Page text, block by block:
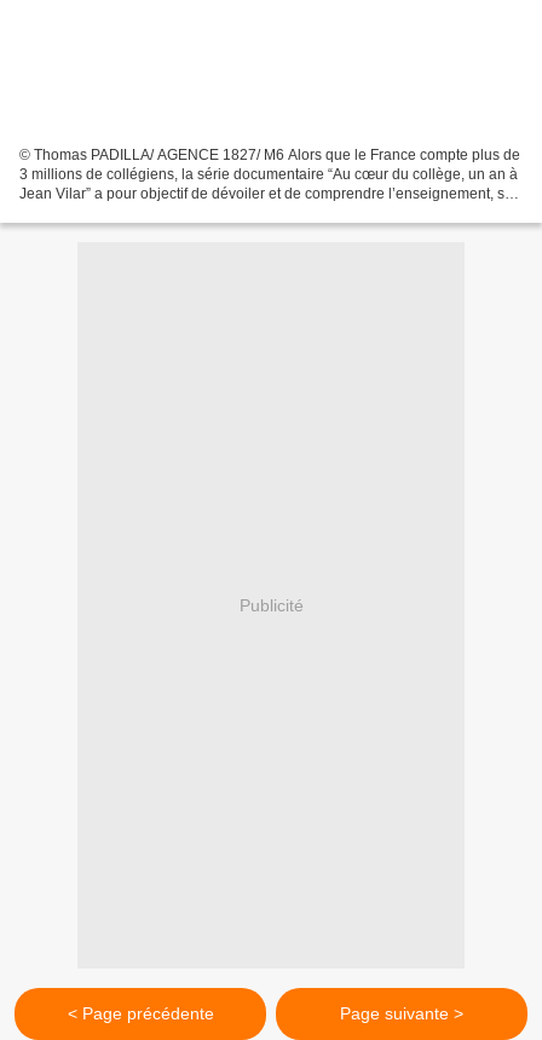
© Thomas PADILLA/ AGENCE 1827/ M6 Alors que le France compte plus de
3 millions de collégiens, la série documentaire “Au cœur du collège, un an à
Jean Vilar” a pour objectif de dévoiler et de comprendre l’enseignement, ses
Publicité
< Page précédente Page suivante >